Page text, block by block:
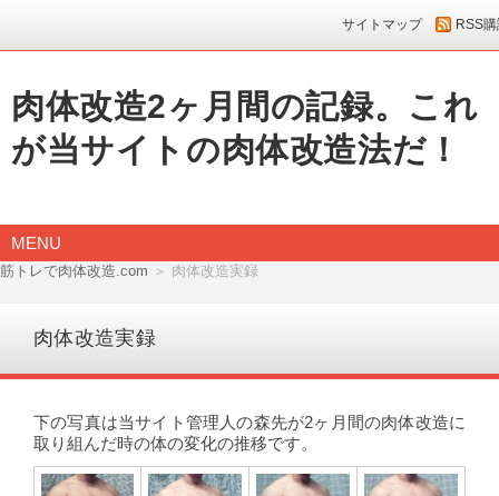
RSS
サイトマップ
肉体改造2ヶ月間の記録。これ
が当サイトの肉体改造法だ！
MENU
筋トレで肉体改造.com ＞ 肉体改造実録
肉体改造実録
下の写真は当サイト管理人の森先が2ヶ月間の肉体改造に
取り組んだ時の体の変化の推移です。